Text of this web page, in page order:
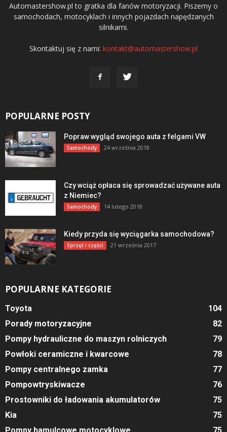
Automastershow.pl to gratka dla fanów motoryzacji. Piszemy o
samochodach, motocyklach i innych pojazdach napędzanych
silnikami.
Skontaktuj się z nami: kontakt@automastershow.pl
POPULARNE POSTY
Popraw wygląd swojego auta z felgami VW
Samochody 24 września 2018
Czy wciąż opłaca się sprowadzać używane auta
z Niemiec?
Samochody 14 lutego 2018
Kiedy przyda się wyciągarka samochodowa?
Sprzęt i części 21 września 2017
POPULARNE KATEGORIE
Toyota
104
Porady motoryzacyjne
82
Pompy hydrauliczne do maszyn rolniczych
79
Powłoki ceramiczne i kwarcowe
78
Pompy centralnego zamka
77
Pompowtryskiwacze
76
Prostowniki do ładowania akumulatorów
75
Kia
75